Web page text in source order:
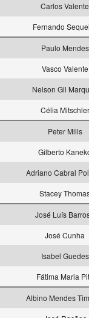
Carlos Valente
Fernando
Paulo Mendes
Vasco Valente
Nelson Gil
Célia Mitschler
Peter Mills
Gilberto
Adriano Cabral
Stacey
José Luís
José Cunha
Isabel Guedes
Fátima Maria
Albino Mendes